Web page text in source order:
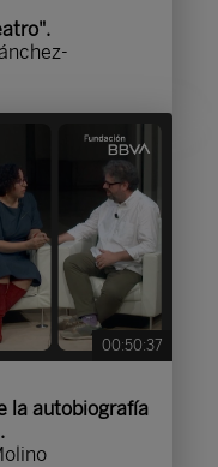
00:50:37
la autobiografía